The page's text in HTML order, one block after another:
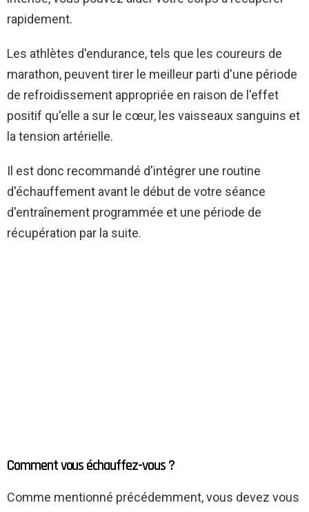
rapidement.
Les athlètes d'endurance, tels que les coureurs de
marathon, peuvent tirer le meilleur parti d'une période
de refroidissement appropriée en raison de l'effet
positif qu'elle a sur le cœur, les vaisseaux sanguins et
la tension artérielle.
Il est donc recommandé d'intégrer une routine
d'échauffement avant le début de votre séance
d'entraînement programmée et une période de
récupération par la suite.
Comment vous échauffez-vous ?
Comme mentionné précédemment, vous devez vous